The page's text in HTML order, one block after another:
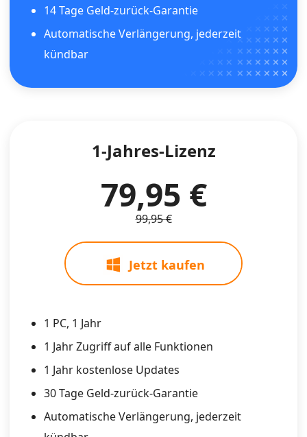
14 Tage Geld-zurück-Garantie
Automatische Verlängerung, jederzeit
kündbar
1-Jahres-Lizenz
79,95 €
99,95 €
Jetzt kaufen
1 PC, 1 Jahr
1 Jahr Zugriff auf alle Funktionen
1 Jahr kostenlose Updates
30 Tage Geld-zurück-Garantie
Automatische Verlängerung, jederzeit